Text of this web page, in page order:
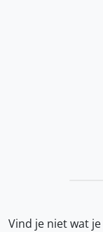
Vind je niet wat